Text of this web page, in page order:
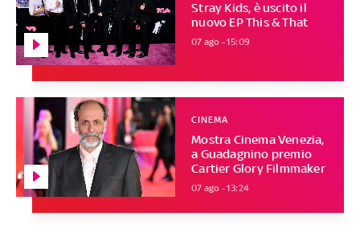
Stray Kids, è uscito il
nuovo EP This & That
07 ago - 15:09
Mostra Cinema Venezia,
a Guadagnino premio
Cartier Glory Filmmaker
CINEMA
07 ago - 13:24